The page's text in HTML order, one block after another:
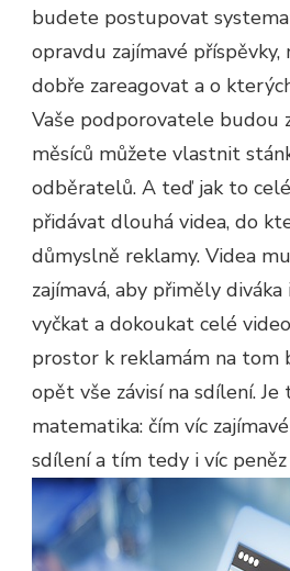
budete postupovat
opravdu zajímavé příspěvky,
dobře zareagovat a o
Vaše podporovatele budou
měsíců můžete vlastnit
odběratelů. A teď jak to
přidávat dlouhá videa, do
důmyslně reklamy. Videa
zajímavá, aby přiměly
vyčkat a dokoukat celé
prostor k reklamám na
opět vše závisí na sdílení.
matematika: čím víc
sdílení a tím tedy i víc peněz